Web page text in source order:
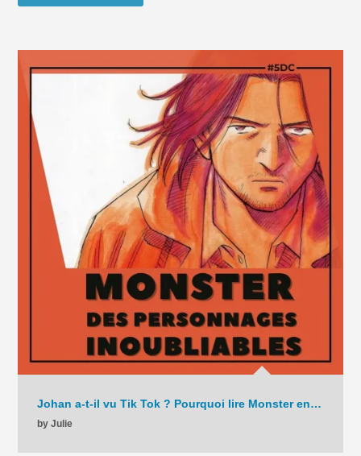
Johan a-t-il vu Tik Tok ? Pourquoi lire Monster en 2025 ? – La Chronique – C9 – 2025
by Julie